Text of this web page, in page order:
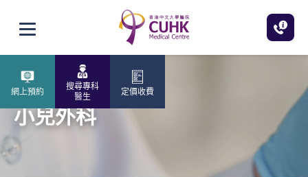
打開選單
網上預約
搜尋專科
醫生
定價收費
小兒外科